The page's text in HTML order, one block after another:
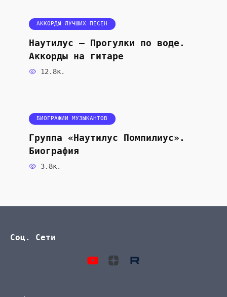
АККОРДЫ ЛУЧШИХ ПЕСЕН
Наутилус — Прогулки по воде.
Аккорды на гитаре
12.8к.
БИОГРАФИИ МУЗЫКАНТОВ
Группа «Наутилус Помпилиус».
Биография
3.8к.
Соц. Сети